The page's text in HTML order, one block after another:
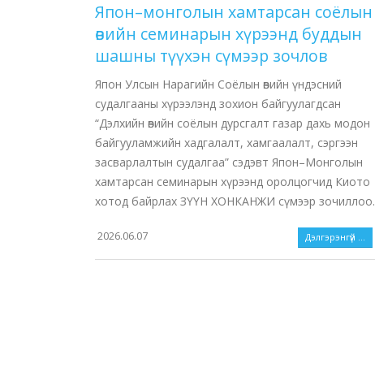
Япон–монголын хамтарсан соёлын
өвийн семинарын хүрээнд буддын
шашны түүхэн сүмээр зочлов
Япон Улсын Нарагийн Соёлын өвийн үндэсний
судалгааны хүрээлэнд зохион байгуулагдсан
“Дэлхийн өвийн соёлын дурсгалт газар дахь модон
байгууламжийн хадгалалт, хамгаалалт, сэргээн
засварлалтын судалгаа” сэдэвт Япон–Монголын
хамтарсан семинарын хүрээнд оролцогчид Киото
хотод байрлах ЗҮҮН ХОНКАНЖИ сүмээр зочиллоо.
2026.06.07 Дэлгэрэнгүй ...